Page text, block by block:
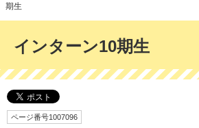
期生
インターン10期生
ページ番号1007096